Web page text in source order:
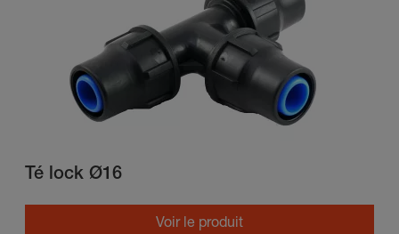
Té lock Ø16
Voir le produit